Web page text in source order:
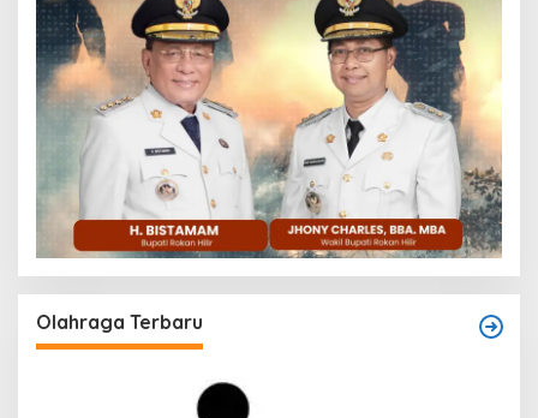
Olahraga Terbaru